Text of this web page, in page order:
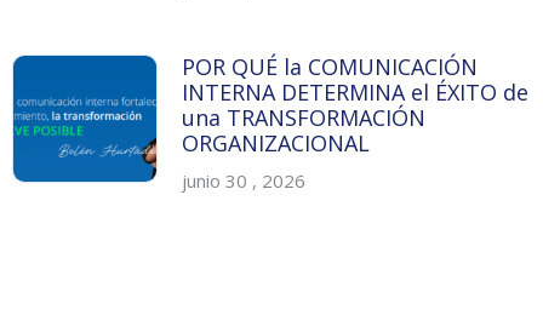
POR QUÉ la COMUNICACIÓN
INTERNA DETERMINA el ÉXITO de
una TRANSFORMACIÓN
ORGANIZACIONAL
junio 30 , 2026